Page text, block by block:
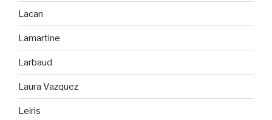
Lacan
Lamartine
Larbaud
Laura Vazquez
Leiris